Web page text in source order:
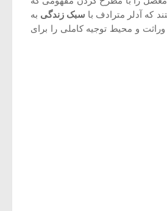
که آدلر مترادف با سبک زندگی به
و محیط توجیه کاملی را برای